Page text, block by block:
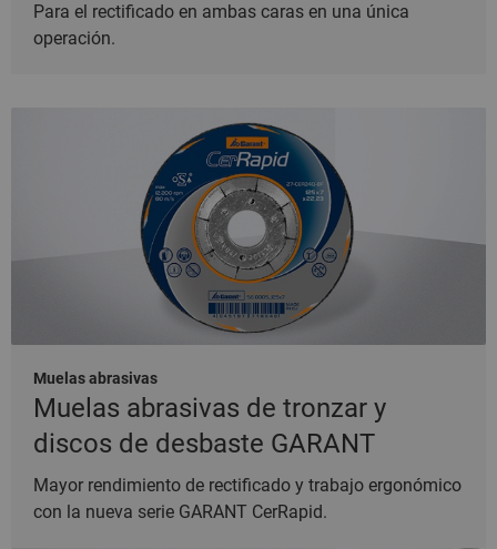
Para el rectificado en ambas caras en una única
operación.
Muelas abrasivas
Muelas abrasivas de tronzar y
discos de desbaste GARANT
Mayor rendimiento de rectificado y trabajo ergonómico
con la nueva serie GARANT CerRapid.